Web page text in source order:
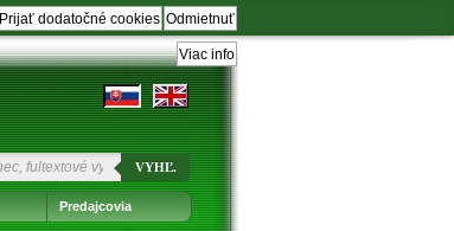
Odmietnuť
Prijať dodatočné cookies
Viac info
VYHĽ.
Predajcovia